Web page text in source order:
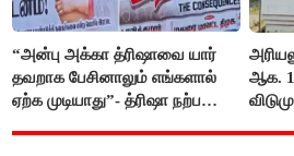
“அன்பு அக்கா த்ரிஷாவை யார்
தவறாக பேசினாலும் எங்களால்
ஏற்க முடியாது”- த்ரிஷா நற்பணி
ஆக.